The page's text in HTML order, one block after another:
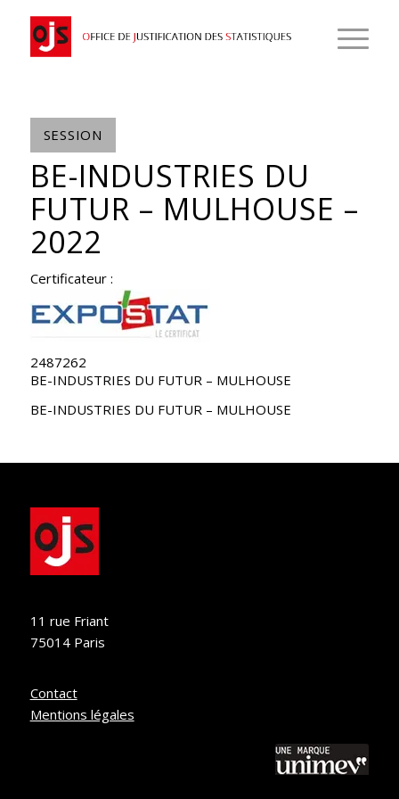
SESSION
BE-INDUSTRIES DU
FUTUR – MULHOUSE –
2022
Certificateur :
2487262
BE-INDUSTRIES DU FUTUR – MULHOUSE
BE-INDUSTRIES DU FUTUR – MULHOUSE
11 rue Friant
75014 Paris
Contact
Mentions légales